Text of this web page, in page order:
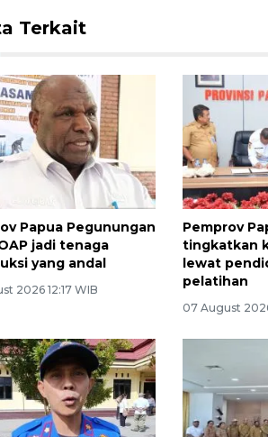
Terkait
Papua Pegunungan
jadi tenaga
yang andal
2026 12:17 WIB
Pemprov
tingkatkan
lewat
pelatihan
07 August